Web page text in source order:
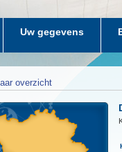
Uw gegevens
overzicht